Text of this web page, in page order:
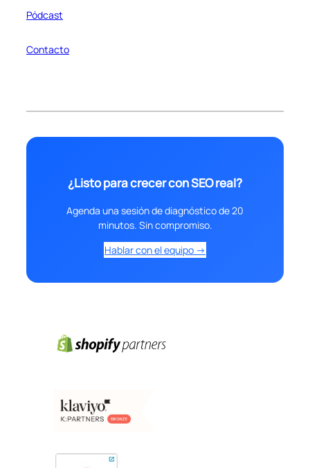
Pódcast
Contacto
¿Listo para crecer con SEO real?
Agenda una sesión de diagnóstico de 20
minutos. Sin compromiso.
Hablar con el equipo →